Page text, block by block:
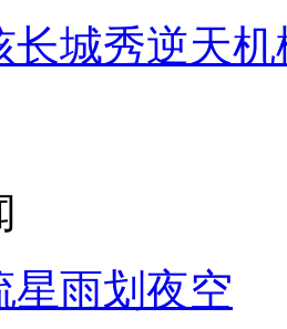
长城秀逆天机
星雨划夜空